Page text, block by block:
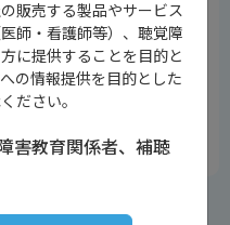
販売する製品やサービス
師・看護師等）、聴覚障
に提供することを目的と
の情報提供を目的とした
ださい。
害教育関係者、補聴